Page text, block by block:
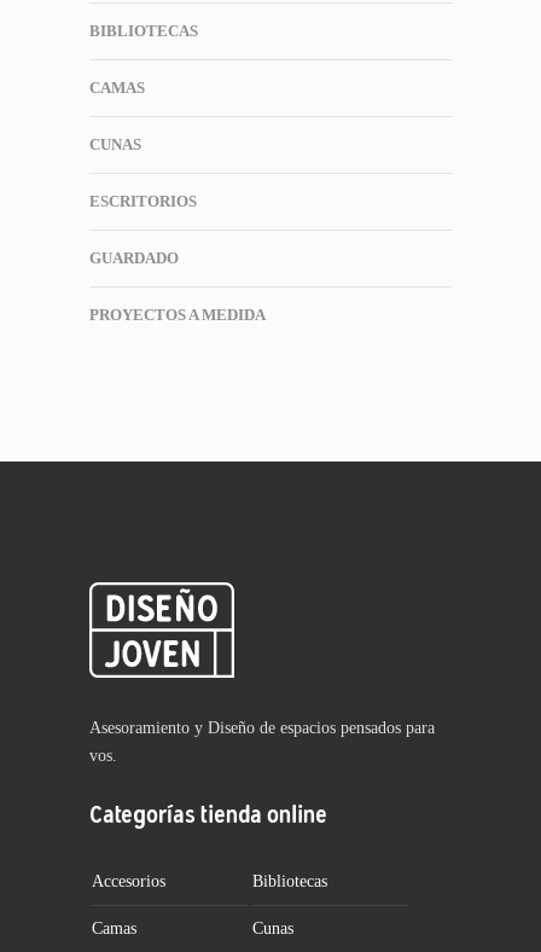
BIBLIOTECAS
CAMAS
CUNAS
ESCRITORIOS
GUARDADO
PROYECTOS A MEDIDA
Asesoramiento y Diseño de espacios pensados para
vos.
Categorías tienda online
Accesorios Bibliotecas
Camas Cunas